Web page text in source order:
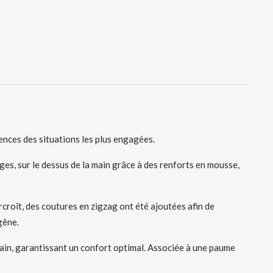
des situations les plus engagées.
sur le dessus de la main grâce à des renforts en mousse,
des coutures en zigzag ont été ajoutées afin de
garantissant un confort optimal. Associée à une paume